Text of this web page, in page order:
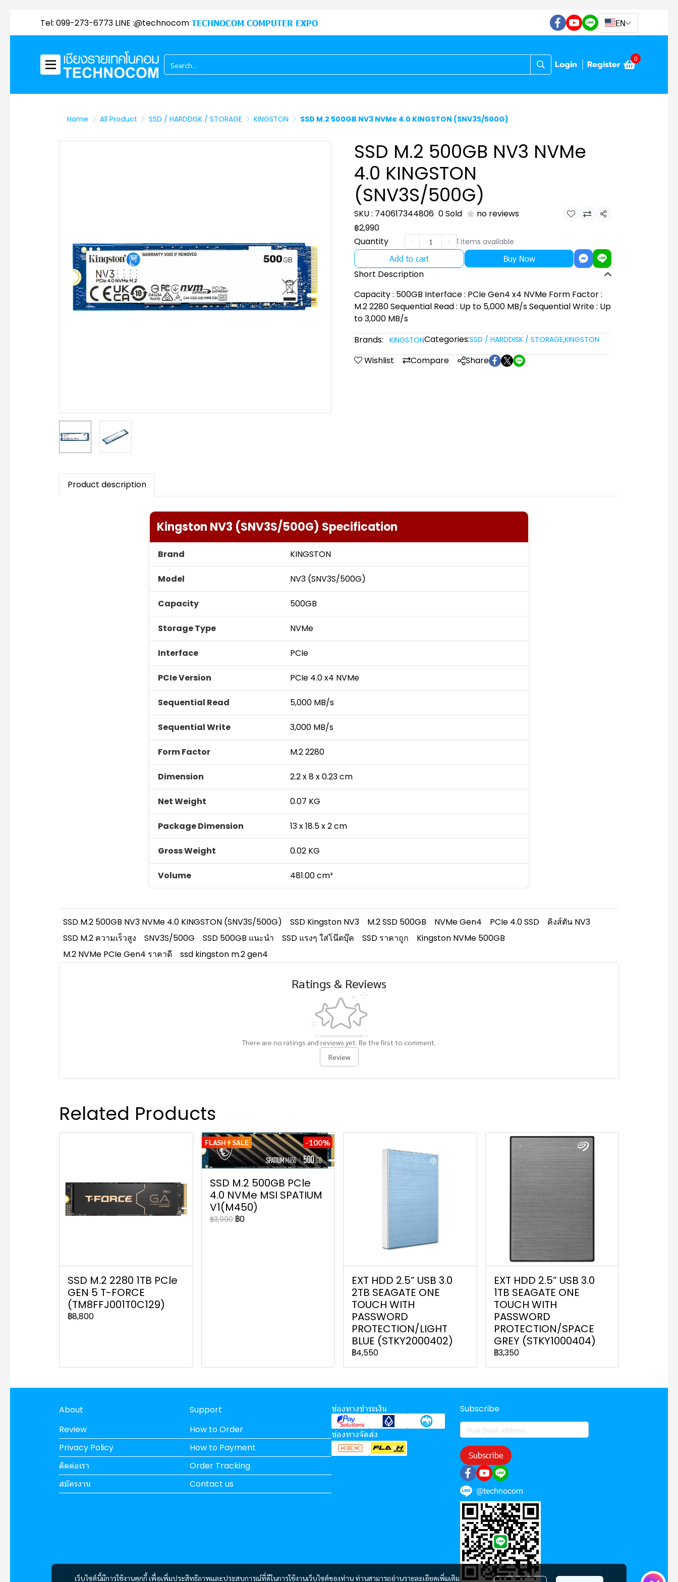
Tel: 099-273-6773 LINE :@technocom TECHNOCOM COMPUTER EXPO EN
Login Register 0
Home All Product SSD / HARDDISK / STORAGE KINGSTON SSD M.2 500GB NV3 NVMe 4.0 KINGSTON (SNV3S/500G)
SSD M.2 500GB NV3 NVMe
4.0 KINGSTON
(SNV3S/500G)
SKU : 740617344806 0 Sold no reviews Share
฿2,990
Quantity
1 items available
Add to cart Buy Now
Short Description
Capacity : 500GB Interface : PCIe Gen4 x4 NVMe Form Factor :
M.2 2280 Sequential Read : Up to 5,000 MB/s Sequential Write : Up
to 3,000 MB/s
Brands:
KINGSTONCategories:SSD / HARDDISK / STORAGE,KINGSTON
Wishlist Compare Share
Product description
Kingston NV3 (SNV3S/500G) Specification
Brand KINGSTON
Model NV3 (SNV3S/500G)
Capacity 500GB
Storage Type NVMe
Interface PCIe
PCIe Version PCIe 4.0 x4 NVMe
Sequential Read 5,000 MB/s
Sequential Write 3,000 MB/s
Form Factor M.2 2280
Dimension 2.2 x 8 x 0.23 cm
Net Weight 0.07 KG
Package Dimension 13 x 18.5 x 2 cm
Gross Weight 0.02 KG
Volume 481.00 cm³
SSD M.2 500GB NV3 NVMe 4.0 KINGSTON (SNV3S/500G) SSD Kingston NV3 M.2 SSD 500GB NVMe Gen4 PCIe 4.0 SSD
คิงส์ตัน NV3
SSD M.2 ความเร็วสูง
SNV3S/500G SSD 500GB แนะนำ SSD แรงๆ ใส่โน๊ตบุ๊ค SSD ราคาถูก
Kingston NVMe 500GB
M.2 NVMe PCIe Gen4 ราคาดี
ssd kingston m.2 gen4
Ratings & Reviews
There are no ratings and reviews yet. Be the first to comment.
Review
Related Products
SSD M.2 2280 1TB PCle
GEN 5 T-FORCE
(TM8FFJ001T0C129)
฿8,800
FLASH SALE -100%
SSD M.2 500GB PCle
4.0 NVMe MSI SPATIUM
V1(M450)
฿3,990 ฿0
EXT HDD 2.5” USB 3.0
2TB SEAGATE ONE
TOUCH WITH
PASSWORD
PROTECTION/LIGHT
BLUE (STKY2000402)
฿4,550
EXT HDD 2.5” USB 3.0
1TB SEAGATE ONE
TOUCH WITH
PASSWORD
PROTECTION/SPACE
GREY (STKY1000404)
฿3,350
เว็บไซต์นี้มีการใช้งานคุกกี้ เพื่อเพิ่มประสิทธิภาพและประสบการณ์ที่ดีในการใช้งานเว็บไซต์ของท่าน ท่านสามารถอ่านรายละเอียดเพิ่มเติม
About
Review
Privacy Policy
ติดต่อเรา
สมัครงาน
Support
How to Order
How to Payment
Order Tracking
Contact us
ช่องทางชำระเงิน
ช่องทางจัดส่ง
Subscribe
Subscribe
@technocom